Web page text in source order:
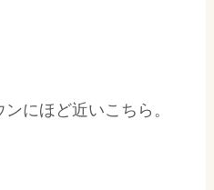
にほど近いこちら。